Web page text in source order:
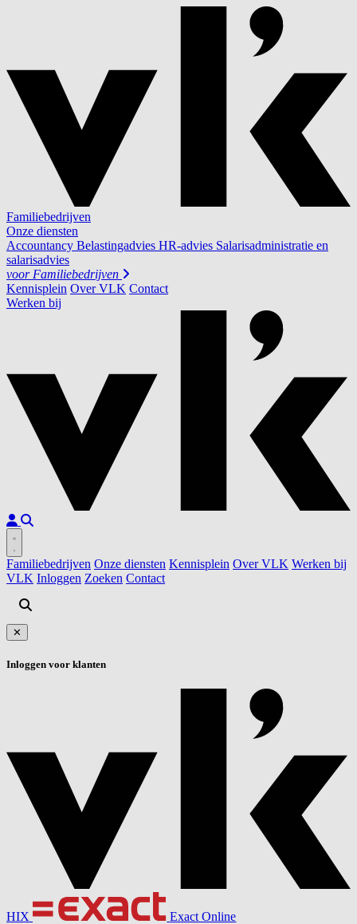
Familiebedrijven
Onze diensten
Accountancy Belastingadvies HR-advies Salarisadministratie en
salarisadvies
voor Familiebedrijven
Kennisplein Over VLK Contact
Werken bij
Familiebedrijven Onze diensten Kennisplein Over VLK Werken bij
VLK Inloggen Zoeken Contact
✕
Inloggen voor klanten
HIX Exact Online